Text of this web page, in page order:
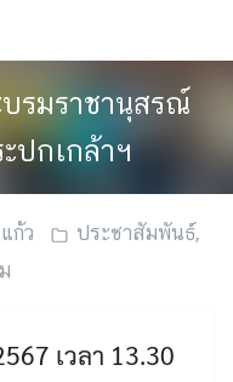
รมราชานุสรณ์
ปกเกล้าฯ
ก้ว ประชาสัมพันธ์,
เวลา 13.30